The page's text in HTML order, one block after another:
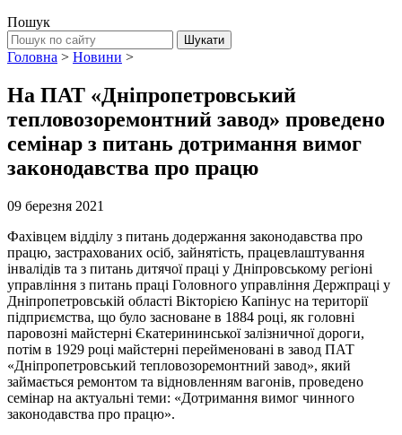
Пошук
Головна > Новини >
На ПАТ «Дніпропетровський
тепловозоремонтний завод» проведено
семінар з питань дотримання вимог
законодавства про працю
09 березня 2021
Фахівцем відділу з питань додержання законодавства про
працю, застрахованих осіб, зайнятість, працевлаштування
інвалідів та з питань дитячої праці у Дніпровському регіоні
управління з питань праці Головного управління Держпраці у
Дніпропетровській області Вікторією Капінус на території
підприємства, що було засноване в 1884 році, як головні
паровозні майстерні Єкатерининської залізничної дороги,
потім в 1929 році майстерні перейменовані в завод ПАТ
«Дніпропетровський тепловозоремонтний завод», який
займається ремонтом та відновленням вагонів, проведено
семінар на актуальні теми: «Дотримання вимог чинного
законодавства про працю».